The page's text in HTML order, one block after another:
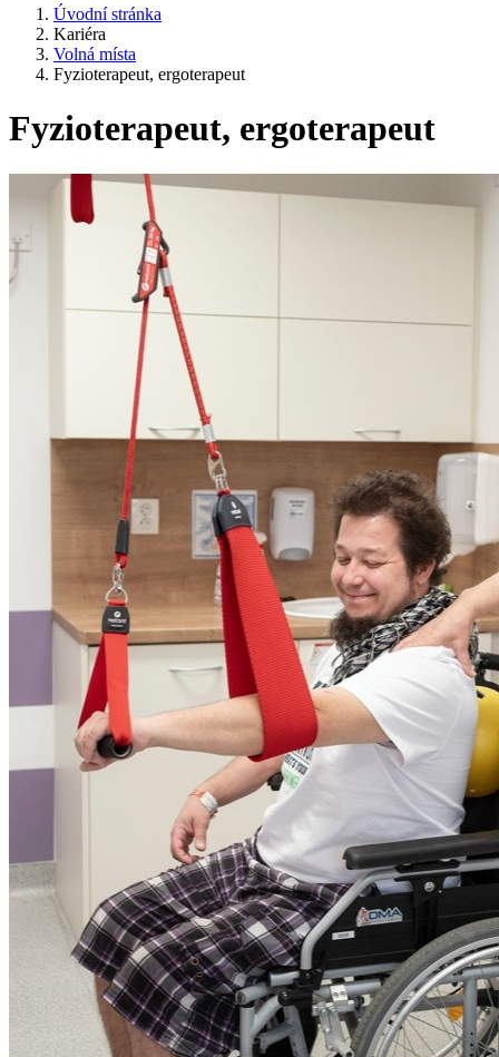
Úvodní stránka
Kariéra
Volná místa
Fyzioterapeut, ergoterapeut
Fyzioterapeut, ergoterapeut